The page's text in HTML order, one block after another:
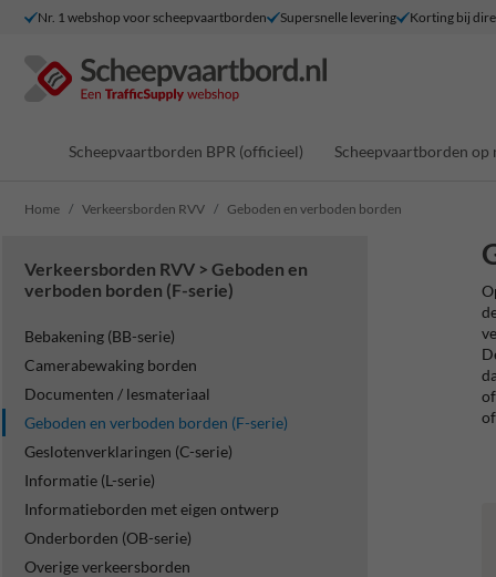
Nr. 1 webshop voor scheepvaartborden Supersnelle levering Korting bij
Scheepvaartborden BPR (officieel) Scheepvaartborden op
Home Verkeersborden RVV Geboden en verboden borden
Verkeersborden RVV > Geboden en
verboden borden (F-serie)
Bebakening (BB-serie)
Camerabewaking borden
Documenten / lesmateriaal
Geboden en verboden borden (F-serie)
Geslotenverklaringen (C-serie)
Informatie (L-serie)
Informatieborden met eigen ontwerp
Onderborden (OB-serie)
Overige verkeersborden